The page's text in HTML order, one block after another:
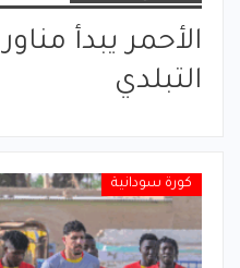
الأحمر يبدأ
التبلدي
كورة سودانية